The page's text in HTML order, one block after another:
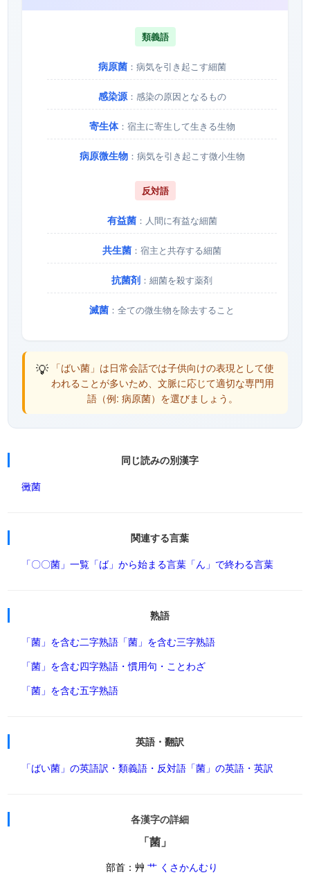
類義語
病原菌：病気を引き起こす細菌
感染源：感染の原因となるもの
寄生体：宿主に寄生して生きる生物
病原微生物：病気を引き起こす微小生物
反対語
有益菌：人間に有益な細菌
共生菌 ：宿主と共存する細菌
抗菌剤 ：細菌を殺す薬剤
滅菌 ：全ての微生物を除去すること
💡 「ばい菌」は日常会話では子供向けの表現として使
われることが多いため、文脈に応じて適切な専門用
語（例: 病原菌）を選びましょう。
同じ読みの別漢字
黴菌
関連する言葉
「〇〇菌」一覧 「ば」から始まる言葉 「ん」で終わる言葉
熟語
「菌」を含む二字熟語 「菌」を含む三字熟語
「菌」を含む四字熟語・慣用句・ことわざ
「菌」を含む五字熟語
英語・翻訳
「ばい菌」の英語訳・類義語・反対語 「菌」の英語・英訳
各漢字の詳細
「菌」
部首：艸 艹 くさかんむり